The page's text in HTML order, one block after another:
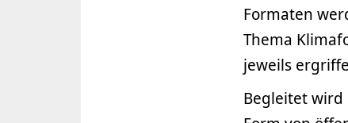
Formaten
Thema
jeweils
Begleitet wird